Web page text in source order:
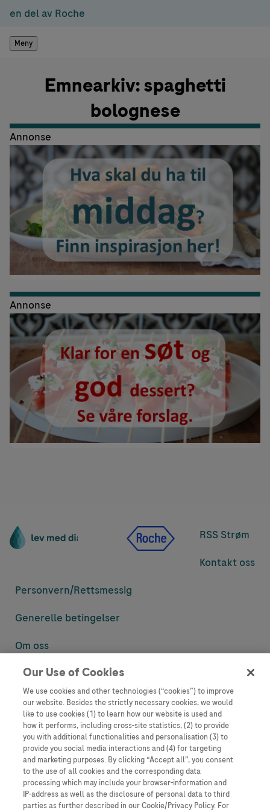
en del av Roche
Meny
Emnearkiv: spaghetti
bolognese
Annonse
Annonse
RSS Strøm
Kontakt oss
Personvern/Rettsmessig
Generelle betingelser
Om oss
Denne nettsiden inneholder informasjon som er målsatt til en stor
informasjon som ellers ikke er tilgjengelig eller gyldig i ditt land.
Vennligst vær oppmerksom på at vi ikke tar noe ansvar for tilgang til
informasjon som muligens ikke er i samsvar med noen gyldig juridisk
prosess, regulering, registrering eller bruk i bostedslandet ditt.
Roche har ikke alltid mulighet til å kvalitetssikre andres innlegg, men
vil fjerne villedende eller upassende innlegg så langt det lar seg gjøre.
Vi har ikke ansvar for innhold på eksterne nettsider som det lenkes til.
Kopiering av materiale fra dette nettstedet for bruk annet sted er ikke
tillatt uten avtale. Nettstedet selger plass til annonsører, og slikt
Our Use of Cookies
We use cookies and other technologies (“cookies”) to improve
our website. Besides the strictly necessary cookies, we would
like to use cookies (1) to learn how our website is used and
how it performs, including cross-site statistics, (2) to provide
you with additional functionalities and personalisation (3) to
provide you social media interactions and (4) for targeting
and marketing purposes. By clicking “Accept all”, you consent
to the use of all cookies and the corresponding data
processing which may include your browser-information and
IP-address as well as the disclosure of personal data to third
parties as further described in our Cookie/Privacy Policy. For